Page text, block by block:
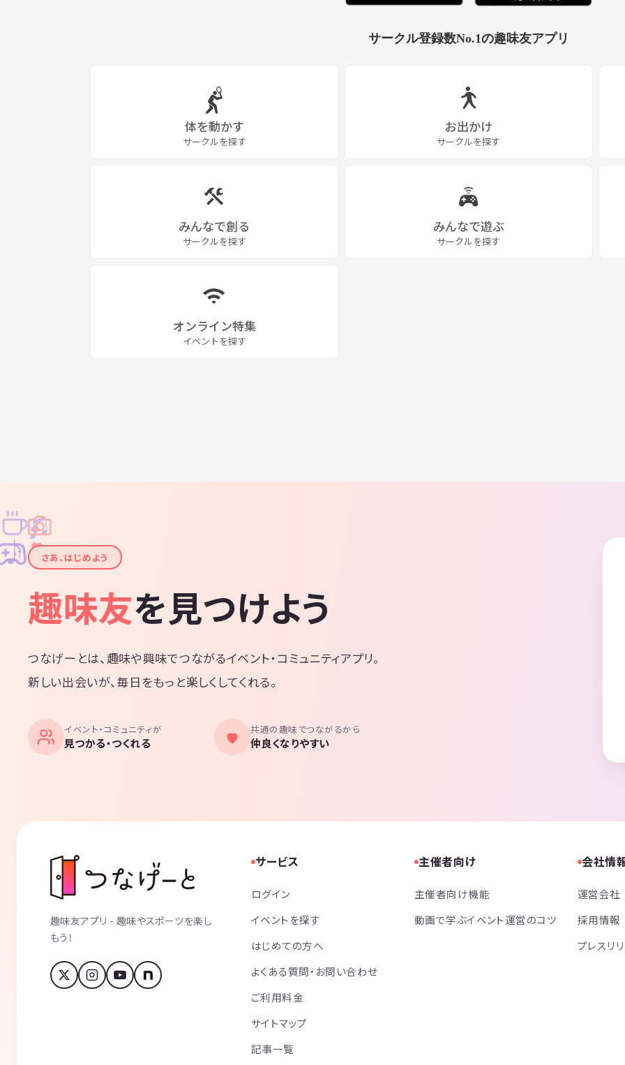
サークル登録数No.1の趣味友アプリ
体を動かす
サークルを探す
お出かけ
サークルを探す
みんなで創る
サークルを探す
みんなで遊ぶ
サークルを探す
オンライン特集
イベントを探す
✦
✦
✧
✧
♪
♫
さあ、はじめよう
趣味友を見つけよう
つなげーとは、趣味や興味でつながるイベント・コミュニティアプリ。
新しい出会いが、毎日をもっと楽しくしてくれる。
イベント・コミュニティが
見つかる・つくれる
共通の趣味でつながるから
仲良くなりやすい
趣味友アプリ - 趣味やスポーツを楽し
もう！
サービス
ログイン
イベントを探す
はじめての方へ
よくある質問・お問い合わせ
ご利用料金
サイトマップ
記事一覧
主催者向け
主催者向け機能
動画で学ぶイベント運営のコツ
会社情
運営会社
採用情報
プレスリ